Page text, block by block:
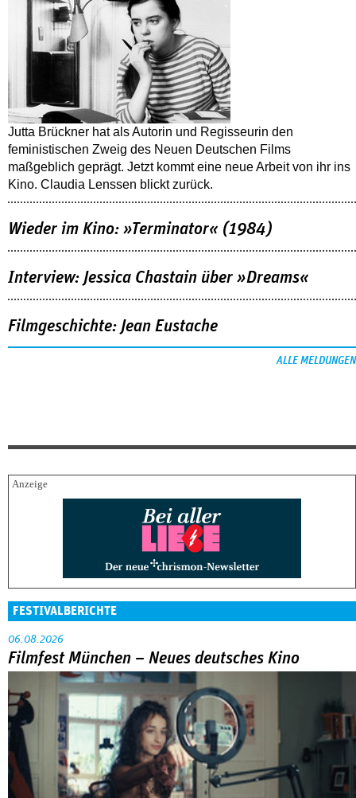
Jutta Brückner hat als Autorin und Regisseurin den
feministischen Zweig des Neuen Deutschen Films
maßgeblich geprägt. Jetzt kommt eine neue Arbeit von ihr ins
Kino. Claudia Lenssen blickt zurück.
Wieder im Kino: »Terminator« (1984)
Interview: Jessica Chastain über »Dreams«
Filmgeschichte: Jean Eustache
ALLE MELDUNGEN
FESTIVALBERICHTE
06.08.2026
Filmfest München – Neues deutsches Kino